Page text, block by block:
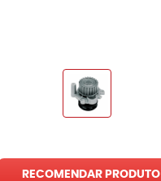
RECOMENDAR PRODUTO